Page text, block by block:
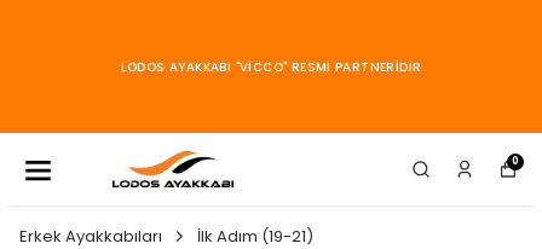
RESMİ PARTNERİDİR
0
Erkek Ayakkabıları İlk Adım (19-21)